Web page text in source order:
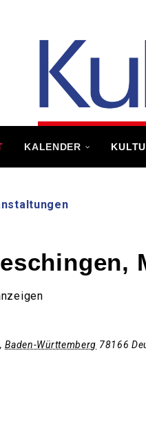
KALENDER
, Baden-Württemberg 78166